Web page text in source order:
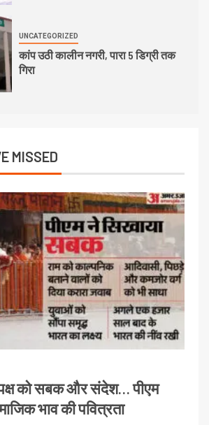
UNCATEGORIZED
कांप उठी कालीन नगरी, पारा 5 डिग्री तक
गिरा
MISSED
को सबक और संदेश… पीएम
भाव की पवित्रता